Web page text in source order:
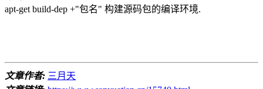
apt-get build-dep +"包名" 构建源码包的编译环境.
文章作者: 三月天